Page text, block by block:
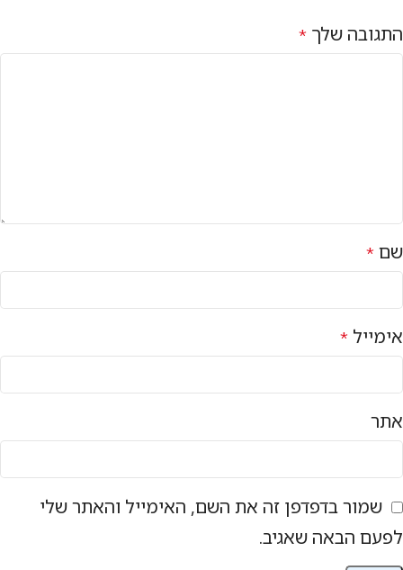
התגובה שלך *
שם *
אימייל *
אתר
שמור בדפדפן זה את השם, האימייל והאתר שלי
לפעם הבאה שאגיב.